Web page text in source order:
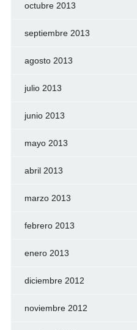
octubre 2013
septiembre 2013
agosto 2013
julio 2013
junio 2013
mayo 2013
abril 2013
marzo 2013
febrero 2013
enero 2013
diciembre 2012
noviembre 2012